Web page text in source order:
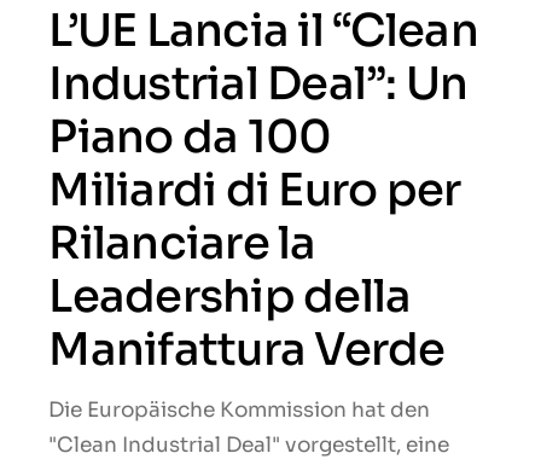
L’UE Lancia il “Clean
Industrial Deal”: Un
Piano da 100
Miliardi di Euro per
Rilanciare la
Leadership della
Manifattura Verde
Die Europäische Kommission hat den
"Clean Industrial Deal" vorgestellt, eine